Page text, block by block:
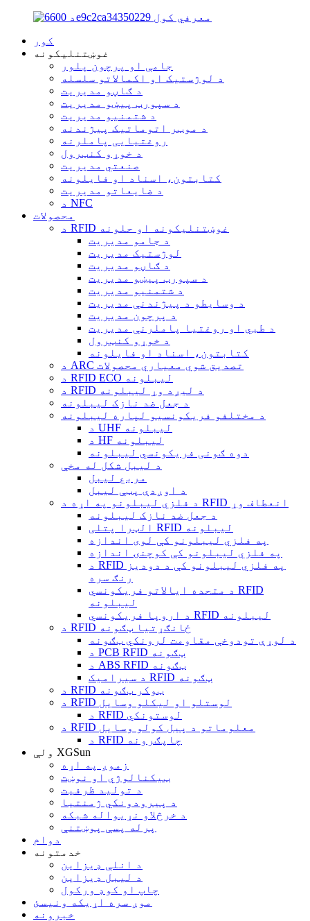
کور
غوښتنلیکونه
جامې او پرچون پلور
د لوژستیک او اکمالاتو سلسله
د ګاڼو مدیریت
د سپورټ پیښو مدیریت
د شتمنیو مدیریت
د موټر اتوماتیک پیژندنه
روغتیایی پاملرنه
د خوړو کنټرول
صنعتي مدیریت
کتابتون، اسناد او فایلونه
د ضایعاتو مدیریت
د NFC
محصولات
د RFID غوښتنلیکونه او حلونه
د جامو مدیریت
لوژستیک مدیریت
د ګاڼو مدیریت
د سپورټ پیښو مدیریت
د شتمنیو مدیریت
د وسایطو د پیژندنې مدیریت
د پرچون مدیریت
د طبي او روغتیا پاملرنې مدیریت
د خوړو کنټرول
کتابتون، اسناد او فایلونه
د ARC تصدیق شوي معیاري محصولات
د RFID ECO لیبلونه
د RFID د لیږد وړ لیبلونه
د جعل ضد نازک لیبلونه
د مختلفو فریکونسیو لپاره لیبلونه
د UHF لیبلونه
د HF لیبلونه
دوه ګونی فریکونسي لیبلونه
د لیبل شکل له مخې
مربع لیبل
د اوږدې پټې لیبل
د فلزي لیبلونو په اړه د RFID انعطاف وړ
د جعل ضد نازک لیبلونه
الټرا پتلی RFID لیبلونه
په فلزي لیبلونو کې لوی اندازه
په فلزي لیبلونو کې کوچنۍ اندازه
د RFID په فلزي لیبلونو کې د دودیز
رنګ سره
د متحده ایالاتو فریکونسي RFID
لیبلونه
د اروپا فریکونسي RFID لیبلونه
د RFID ځانګړتیا ټګونه
د لوړې تودوخې مقاومت لرونکي ټګونه
د PCB RFID ټګونه
د ABS RFID ټګونه
د سیرامیک RFID ټګونه
د RFID ټوکر ټګونه
د RFID لوستلو او لیکلو وسایل
د RFID لوستونکي
د RFID معلوماتو د پیل کولو وسایل
د RFID چاپګرونه
ولې XGSun
زموږ په اړه
ټیکنالوژي او نوښت
د تولید ظرفیت
د پیرودونکي ژمنتیا
د خرڅلاو نړیواله شبکه
پرله پسې پوښتنې
دوام
خدمتونه
د انلې ډیزاین
د لیبل ډیزاین
چاپ او کوډ ورکول
موږ سره اړیکه ونیسئ
خبرونه